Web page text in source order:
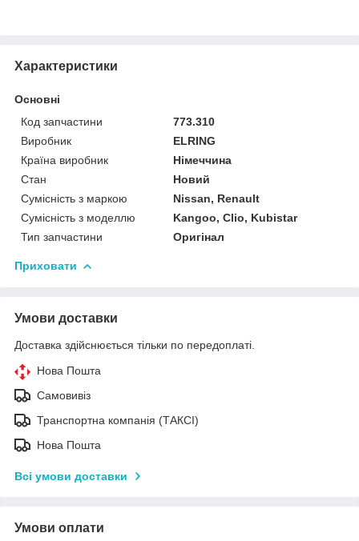
Характеристики
Основні
Код запчастини
773.310
Виробник
ELRING
Країна виробник
Німеччина
Стан
Новий
Сумісність з маркою
Nissan, Renault
Сумісність з моделлю
Kangoo, Clio, Kubistar
Тип запчастини
Оригінал
Приховати
Умови доставки
Доставка здійснюється тільки по передоплаті.
Нова Пошта
Самовивіз
Транспортна компанія (ТАКСІ)
Нова Пошта
Всі умови доставки
Умови оплати